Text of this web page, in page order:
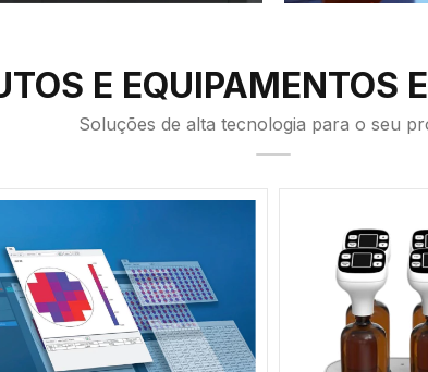
E EQUIPAMENTOS
Soluções de alta tecnologia para o seu